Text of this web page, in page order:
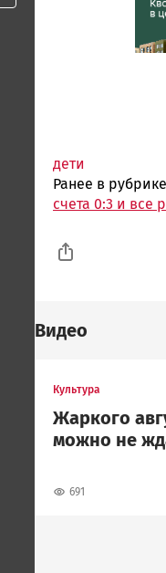
дети
Ранее в рубрике
счета 0:3 и все
Видео
Культура
Жаркого
можно не
691